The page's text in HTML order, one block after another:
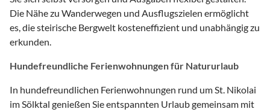
Die Nähe zu Wanderwegen und Ausflugszielen ermöglicht
es, die steirische Bergwelt kosteneffizient und unabhängig zu
erkunden.
Hundefreundliche Ferienwohnungen für Natururlaub
In hundefreundlichen Ferienwohnungen rund um St. Nikolai
im Sölktal genießen Sie entspannten Urlaub gemeinsam mit